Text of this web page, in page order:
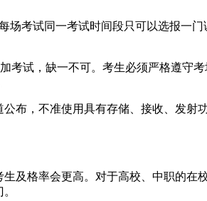
考试同一考试时间段只可以选报一门
试，缺一不可。考生必须严格遵守考
，不准使用具有存储、接收、发射
格率会更高。对于高校、中职的在